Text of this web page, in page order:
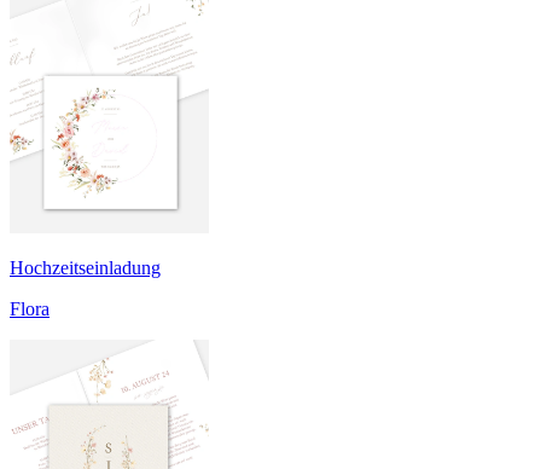
Hochzeitseinladung
Flora